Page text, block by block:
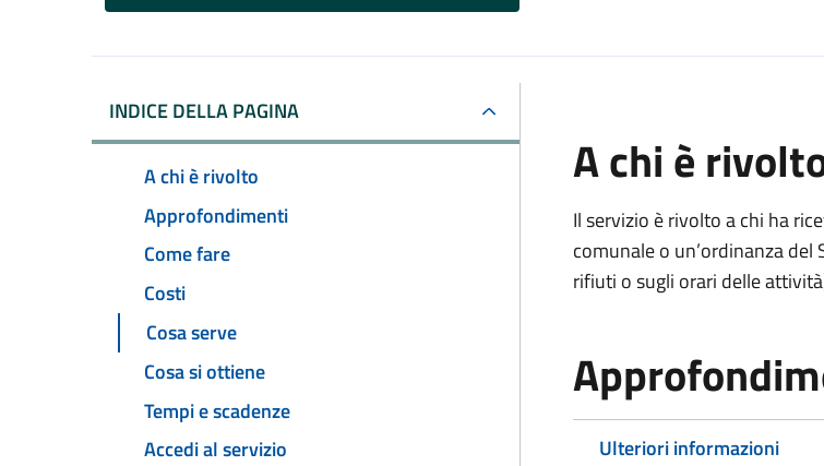
INDICE DELLA PAGINA
A chi è rivolto
Approfondimenti
Come fare
Costi
Cosa serve
Cosa si ottiene
Tempi e scadenze
Accedi al servizio
A chi è
Il servizio è rivolto a chi ha
comunale o un’ordinanza
rifiuti o sugli orari delle
Ulteriori informazioni